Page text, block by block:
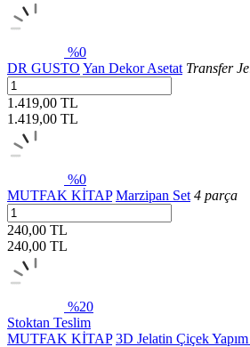
%0
DR GUSTO Yan Dekor Asetat Transfer
1.419,00 TL
1.419,00 TL
%0
MUTFAK KİTAP Marzipan Set 4 parça
240,00 TL
240,00 TL
%20
Stoktan Teslim
MUTFAK KİTAP 3D Jelatin Çiçek Yapım